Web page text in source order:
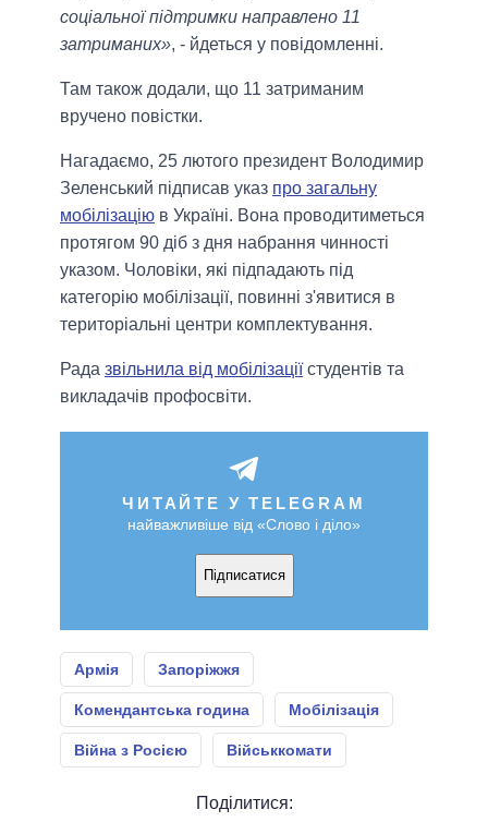
соціальної підтримки направлено 11
затриманих», - йдеться у повідомленні.
Там також додали, що 11 затриманим
вручено повістки.
Нагадаємо, 25 лютого президент Володимир
Зеленський підписав указ про загальну
мобілізацію в Україні. Вона проводитиметься
протягом 90 діб з дня набрання чинності
указом. Чоловіки, які підпадають під
категорію мобілізації, повинні з'явитися в
територіальні центри комплектування.
Рада звільнила від мобілізаціїстудентів та
викладачів профосвіти.
ЧИТАЙТЕ У TELEGRAM
найважливіше від «Слово і діло»
Підписатися
Армія Запоріжжя
Комендантська година Мобілізація
Війна з Росією Військкомати
Поділитися: